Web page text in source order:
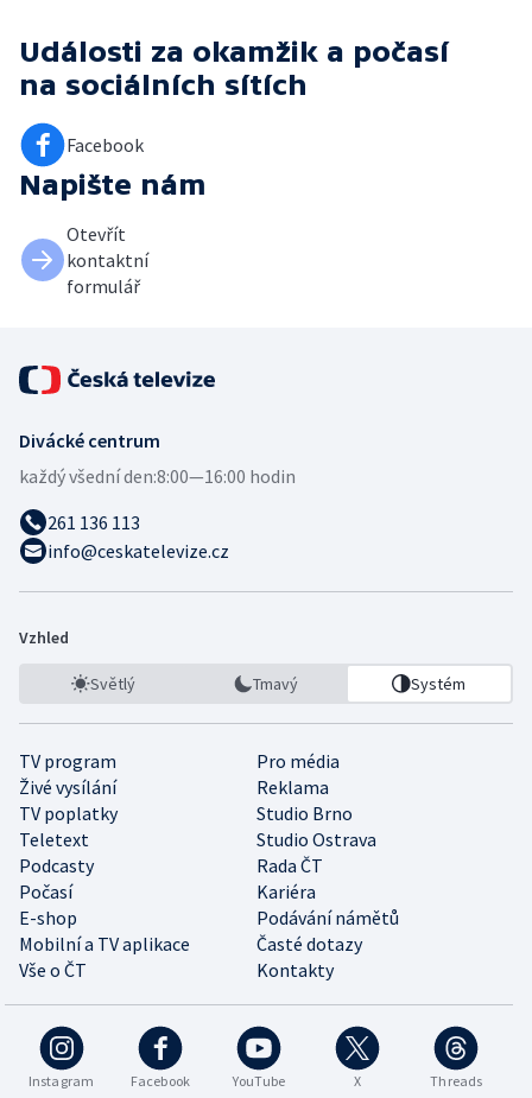
Události za okamžik a počasí
na sociálních sítích
Facebook
Napište nám
Otevřít
kontaktní
formulář
Divácké centrum
každý všední den:8:00—16:00 hodin
261 136 113
info@ceskatelevize.cz
Vzhled
Světlý Tmavý Systém
TV program
Pro média
Živé vysílání
Reklama
TV poplatky
Studio Brno
Teletext
Studio Ostrava
Podcasty
Rada ČT
Počasí
Kariéra
E-shop
Podávání námětů
Mobilní a TV aplikace
Časté dotazy
Vše o ČT
Kontakty
Instagram Facebook YouTube X Threads